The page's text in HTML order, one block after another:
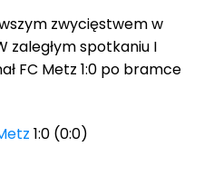
zwycięstwem w
zaległym spotkaniu I
FC Metz 1:0 po bramce
1:0 (0:0)